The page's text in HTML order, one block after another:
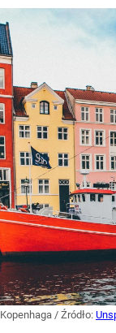
Kopenhaga / Źródło: